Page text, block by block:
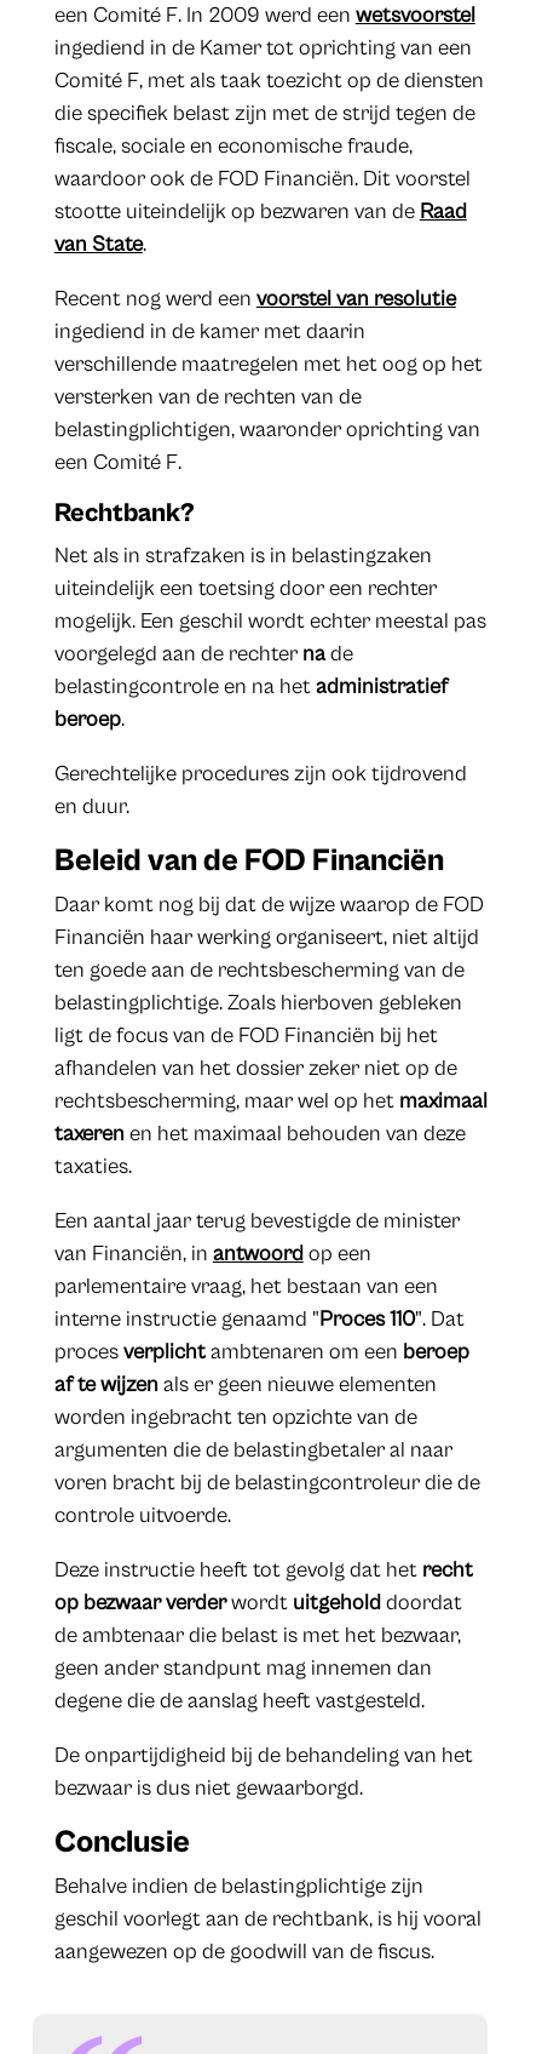
een Comité F. In 2009 werd een wetsvoorstel
ingediend in de Kamer tot oprichting van een
Comité F, met als taak toezicht op de diensten
die specifiek belast zijn met de strijd tegen de
fiscale, sociale en economische fraude,
waardoor ook de FOD Financiën. Dit voorstel
stootte uiteindelijk op bezwaren van de Raad
van State.
Recent nog werd een voorstel van resolutie
ingediend in de kamer met daarin
verschillende maatregelen met het oog op het
versterken van de rechten van de
belastingplichtigen, waaronder oprichting van
een Comité F.
Rechtbank?
Net als in strafzaken is in belastingzaken
uiteindelijk een toetsing door een rechter
mogelijk. Een geschil wordt echter meestal pas
voorgelegd aan de rechter nade
belastingcontrole en na hetadministratief
beroep.
Gerechtelijke procedures zijn ook tijdrovend
en duur.
Beleid van de FOD Financiën
Daar komt nog bij dat de wijze waarop de FOD
Financiën haar werking organiseert, niet altijd
ten goede aan de rechtsbescherming van de
belastingplichtige. Zoals hierboven gebleken
ligt de focus van de FOD Financiën bij het
afhandelen van het dossier zeker niet op de
rechtsbescherming, maar wel op het maximaal
taxeren en het maximaal behouden van deze
taxaties.
Een aantal jaar terug bevestigde de minister
van Financiën, in antwoordop een
parlementaire vraag, het bestaan van een
interne instructie genaamd "Proces 110". Dat
procesverplichtambtenaren om een beroep
af te wijzen als er geen nieuwe elementen
worden ingebracht ten opzichte van de
argumenten die de belastingbetaler al naar
voren bracht bij de belastingcontroleur die de
controle uitvoerde.
Deze instructie heeft tot gevolg dat het recht
op bezwaar verderwordt uitgeholddoordat
de ambtenaar die belast is met het bezwaar,
geen ander standpunt mag innemen dan
degene die de aanslag heeft vastgesteld.
De onpartijdigheid bij de behandeling van het
bezwaar is dus niet gewaarborgd.
Conclusie
Behalve indien de belastingplichtige zijn
geschil voorlegt aan de rechtbank, is hij vooral
aangewezen op de goodwill van de fiscus.